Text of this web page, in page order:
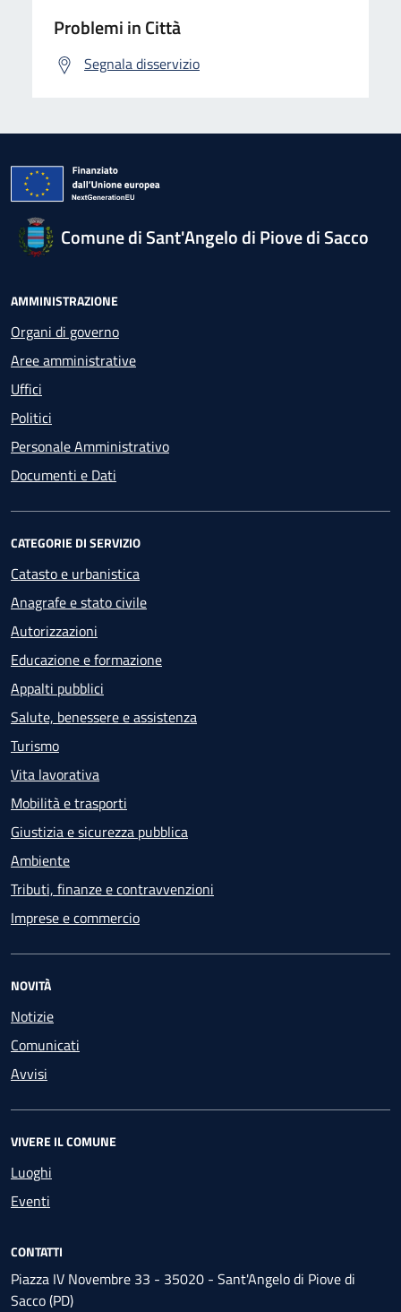
Problemi in Città
Segnala disservizio
Comune di Sant'Angelo di Piove di Sacco
AMMINISTRAZIONE
Organi di governo
Aree amministrative
Uffici
Politici
Personale Amministrativo
Documenti e Dati
CATEGORIE DI SERVIZIO
Catasto e urbanistica
Anagrafe e stato civile
Autorizzazioni
Educazione e formazione
Appalti pubblici
Salute, benessere e assistenza
Turismo
Vita lavorativa
Mobilità e trasporti
Giustizia e sicurezza pubblica
Ambiente
Tributi, finanze e contravvenzioni
Imprese e commercio
NOVITÀ
Notizie
Comunicati
Avvisi
VIVERE IL COMUNE
Luoghi
Eventi
CONTATTI
Piazza IV Novembre 33 - 35020 - Sant'Angelo di Piove di
Sacco (PD)